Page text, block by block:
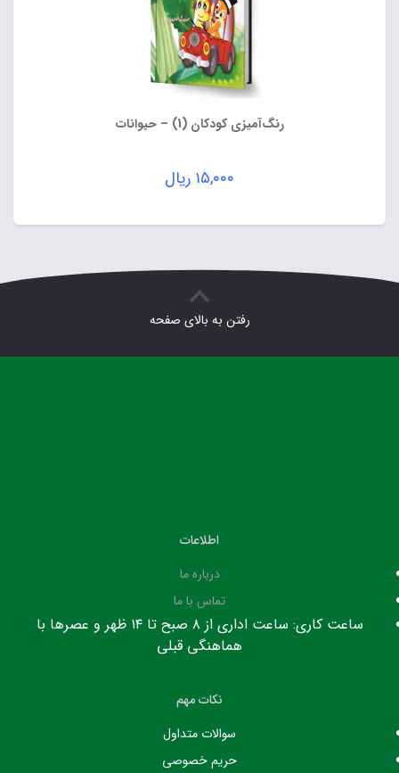
رنگ‌آمیزی کودکان (1) – حیوانات
۱۵,۰۰۰ ریال
رفتن به بالای صفحه
اطلاعات
درباره ما
تماس با ما
ساعت کاری: ساعت اداری از ۸ صبح تا ۱۴ ظهر و عصرها با
هماهنگی قبلی
نکات مهم
سوالات متداول
حریم خصوصی